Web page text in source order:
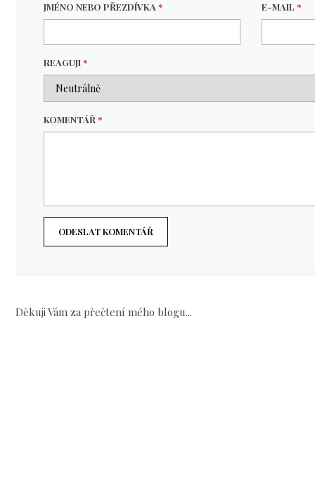
JMÉNO NEBO PŘEZDÍVKA* E-MAIL*
REAGUJI*
KOMENTÁŘ*
ODESLAT KOMENTÁŘ
Děkuji Vám za přečtení mého blogu...